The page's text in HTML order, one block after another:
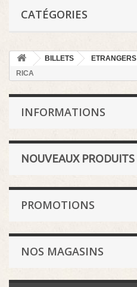
CATÉGORIES
BILLETS ETRANGERS
RICA
INFORMATIONS
NOUVEAUX PRODUITS
PROMOTIONS
NOS MAGASINS